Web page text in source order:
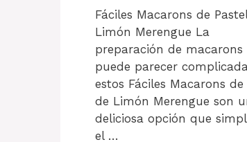
Fáciles Macarons de
Limón Merengue La
preparación de macarons
puede parecer
estos Fáciles Macarons de
de Limón Merengue son
deliciosa opción que
el …